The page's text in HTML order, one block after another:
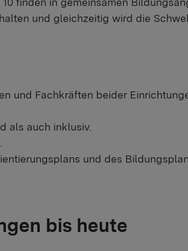
und gleichzeitig wird die
und Fachkräften beider
als auch inklusiv.
und des
bis heute